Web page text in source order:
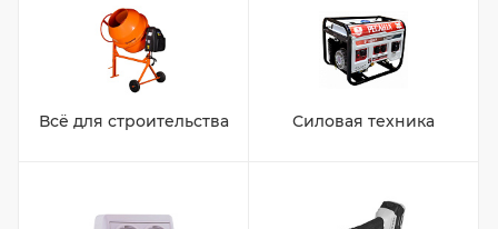
Всё для строительства Силовая техника